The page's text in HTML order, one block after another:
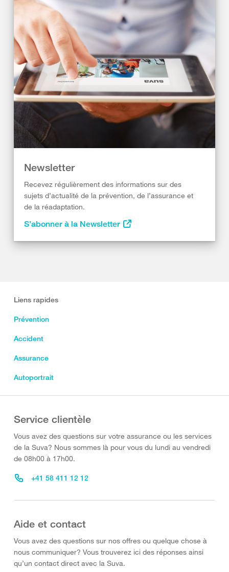
Newsletter
Recevez régulièrement des informations sur des
sujets d’actualité de la prévention, de l’assurance et
de la réadaptation.
S’abonner à la Newsletter
Liens rapides
Prévention
Accident
Assurance
Autoportrait
Service clientèle
Vous avez des questions sur votre assurance ou les services
de la Suva? Nous sommes là pour vous du lundi au vendredi
de 08h00 à 17h00.
+41 58 411 12 12
Aide et contact
Vous avez des questions sur nos offres ou quelque chose à
nous communiquer? Vous trouverez ici des réponses ainsi
qu’un contact direct avec la Suva.